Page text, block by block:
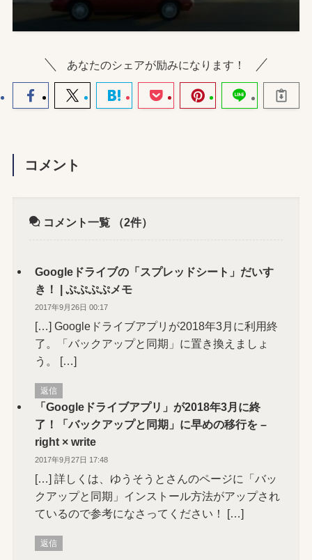
あなたのシェアが励みになります！
コメント
コメント一覧 （2件）
Googleドライブの「スプレッドシート」だいす
き！ | ぷぷぷぷメモ
2017年9月26日 00:17
[…] Googleドライブアプリが2018年3月に利用終
了。「バックアップと同期」に置き換えましょ
う。 […]
返信
「Googleドライブアプリ」が2018年3月に終
了！「バックアップと同期」に早めの移行を –
right × write
2017年9月27日 17:48
[…] 詳しくは、ゆうそうとさんのページに「バッ
クアップと同期」インストール方法がアップされ
ているので参考になさってください！ […]
返信